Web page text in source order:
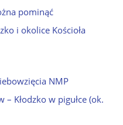
pominąć
i okolice Kościoła
NMP
Kłodzko w pigułce (ok.